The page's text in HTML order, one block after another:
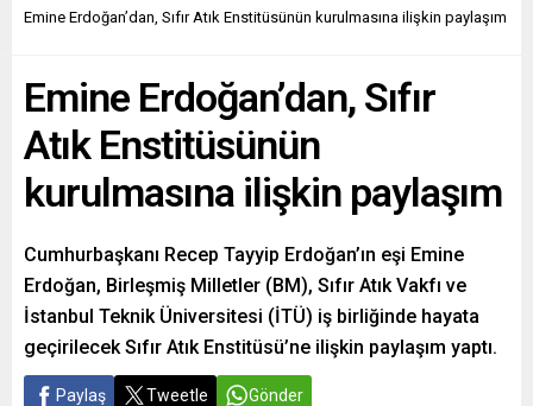
Emine Erdoğan’dan, Sıfır Atık Enstitüsünün kurulmasına ilişkin paylaşım
Emine Erdoğan’dan, Sıfır
Atık Enstitüsünün
kurulmasına ilişkin paylaşım
Cumhurbaşkanı Recep Tayyip Erdoğan’ın eşi Emine
Erdoğan, Birleşmiş Milletler (BM), Sıfır Atık Vakfı ve
İstanbul Teknik Üniversitesi (İTÜ) iş birliğinde hayata
geçirilecek Sıfır Atık Enstitüsü’ne ilişkin paylaşım yaptı.
Paylaş Tweetle Gönder